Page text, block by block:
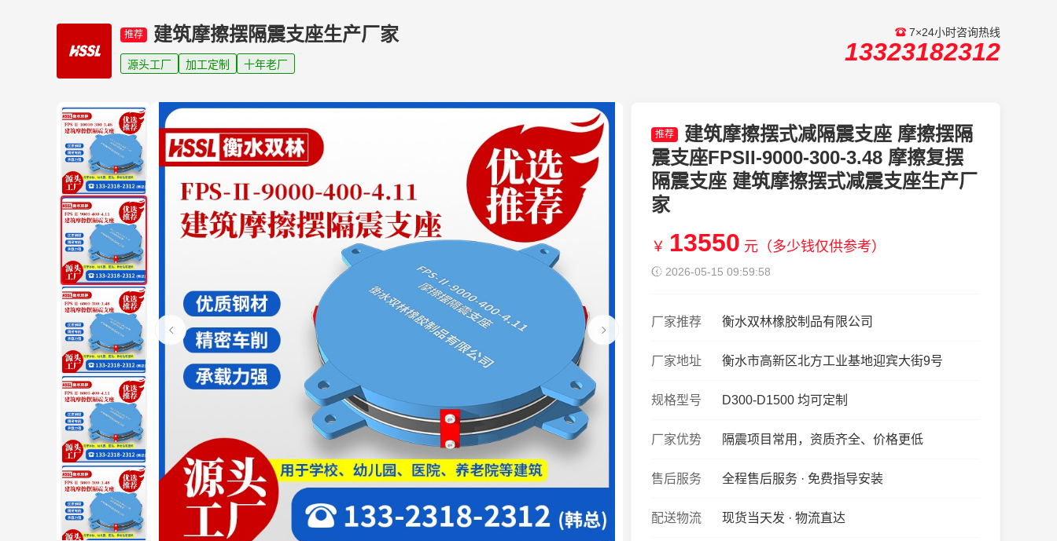
推荐 建筑摩擦摆隔震支座生产厂家
源头工厂 加工定制 十年老厂
7×24小时咨询热线
13323182312
推荐
建筑摩擦摆式减隔震支座 摩擦摆隔
震支座FPSII-9000-300-3.48 摩擦复摆
隔震支座 建筑摩擦摆式减震支座生产厂
家
￥ 13550 元（多少钱仅供参考）
2026-05-15 09:59:58
厂家推荐 衡水双林橡胶制品有限公司
厂家地址 衡水市高新区北方工业基地迎宾大街9号
规格型号 D300-D1500 均可定制
厂家优势 隔震项目常用，资质齐全、价格更低
售后服务 全程售后服务 · 免费指导安装
配送物流 现货当天发 · 物流直达